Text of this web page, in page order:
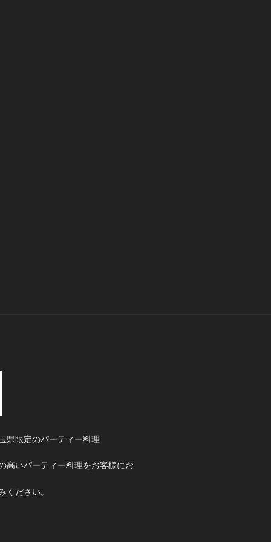
県限定のパーティー料理
高いパーティー料理をお客様にお
ください。